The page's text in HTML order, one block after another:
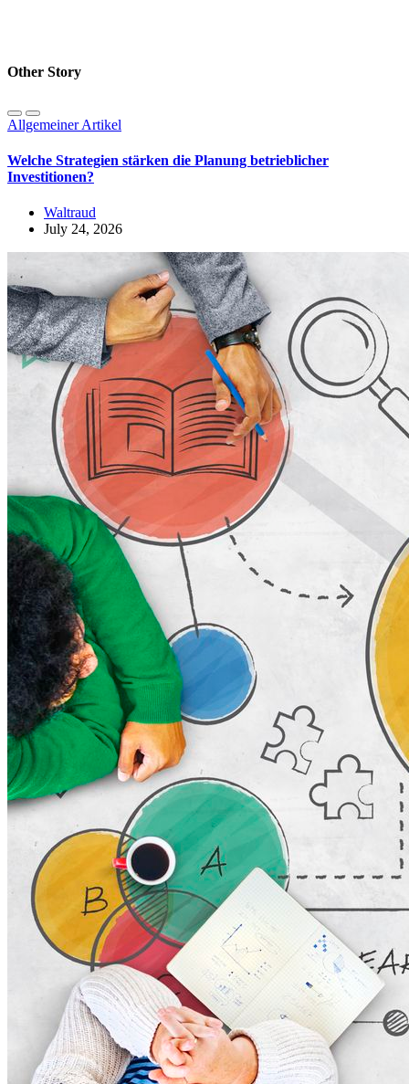
Other Story
Allgemeiner Artikel
Welche Strategien stärken die Planung betrieblicher
Investitionen?
Waltraud
July 24, 2026